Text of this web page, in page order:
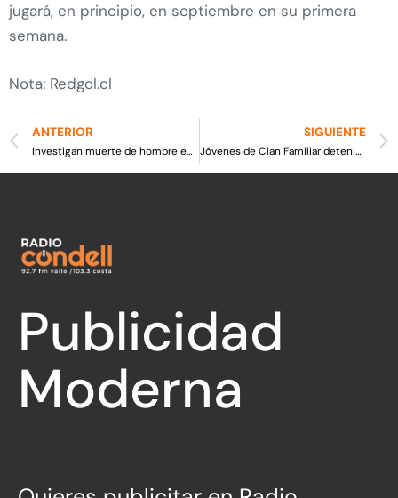
jugará, en principio, en septiembre en su primera
semana.
Nota: Redgol.cl
ANTERIOR
Investigan muerte de hombre en afueras de su domicilio
SIGUIENTE
Jóvenes de Clan Familiar detenidos por continuos “Abordazos”
Publicidad
Moderna